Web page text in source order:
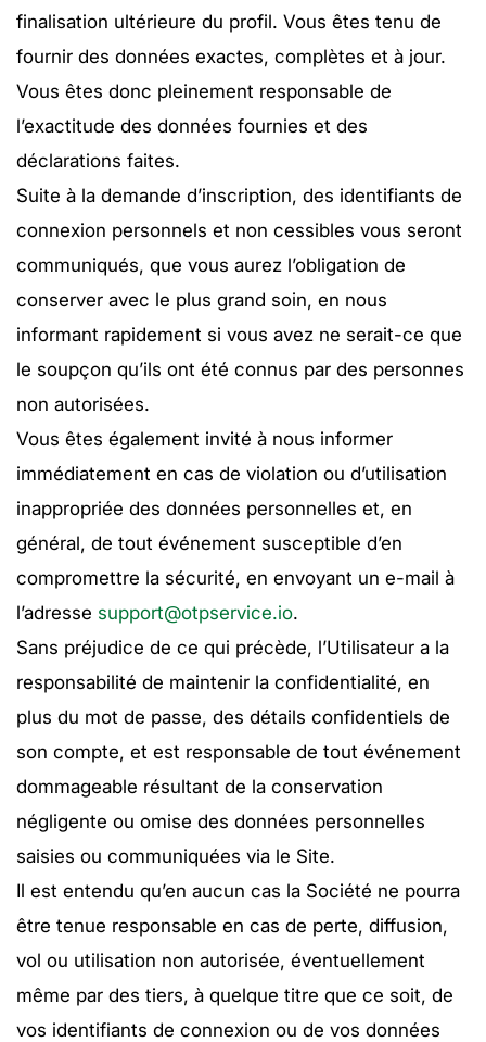
finalisation ultérieure du profil. Vous êtes tenu de
fournir des données exactes, complètes et à jour.
Vous êtes donc pleinement responsable de
l’exactitude des données fournies et des
déclarations faites.
Suite à la demande d’inscription, des identifiants de
connexion personnels et non cessibles vous seront
communiqués, que vous aurez l’obligation de
conserver avec le plus grand soin, en nous
informant rapidement si vous avez ne serait-ce que
le soupçon qu’ils ont été connus par des personnes
non autorisées.
Vous êtes également invité à nous informer
immédiatement en cas de violation ou d’utilisation
inappropriée des données personnelles et, en
général, de tout événement susceptible d’en
compromettre la sécurité, en envoyant un e-mail à
l’adresse support@otpservice.io.
Sans préjudice de ce qui précède, l’Utilisateur a la
responsabilité de maintenir la confidentialité, en
plus du mot de passe, des détails confidentiels de
son compte, et est responsable de tout événement
dommageable résultant de la conservation
négligente ou omise des données personnelles
saisies ou communiquées via le Site.
Il est entendu qu’en aucun cas la Société ne pourra
être tenue responsable en cas de perte, diffusion,
vol ou utilisation non autorisée, éventuellement
même par des tiers, à quelque titre que ce soit, de
vos identifiants de connexion ou de vos données